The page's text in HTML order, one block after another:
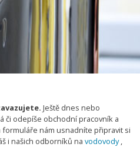
Ještě dnes nebo
či odepíše obchodní pracovník a
formuláře nám usnadníte připravit si
i našich odborníků na vodovody,